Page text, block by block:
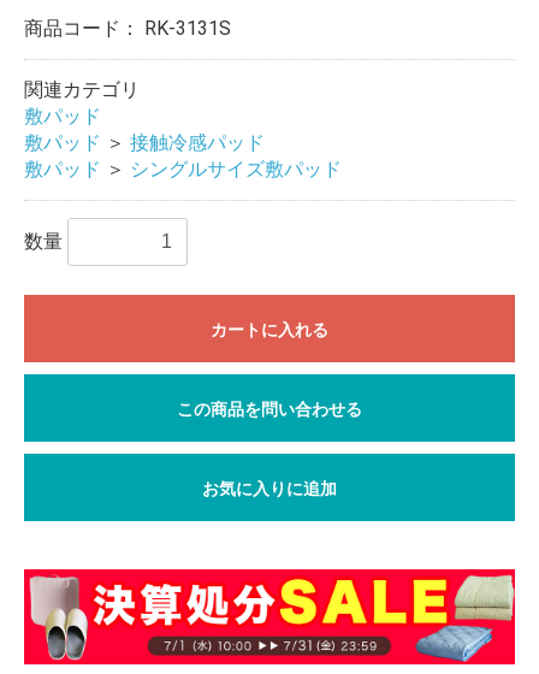
商品コード： RK-3131S
関連カテゴリ
敷パッド
敷パッド ＞ 接触冷感パッド
敷パッド ＞ シングルサイズ敷パッド
数量
カートに入れる
この商品を問い合わせる
お気に入りに追加